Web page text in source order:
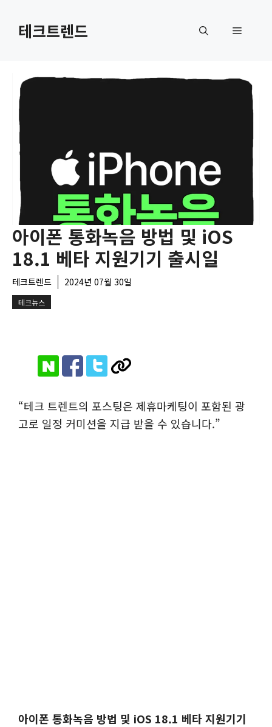
테크트렌드 메
아이폰 통화녹음 방법 및 iOS
18.1 베타 지원기기 출시일
테크트렌드 2024년 07월 30일
테크뉴스
“테크 트렌트의 포스팅은 제휴마케팅이 포함된 광
고로 일정 커미션을 지급 받을 수 있습니다.”
아이폰 통화녹음 방법 및 iOS 18.1 베타 지원기기